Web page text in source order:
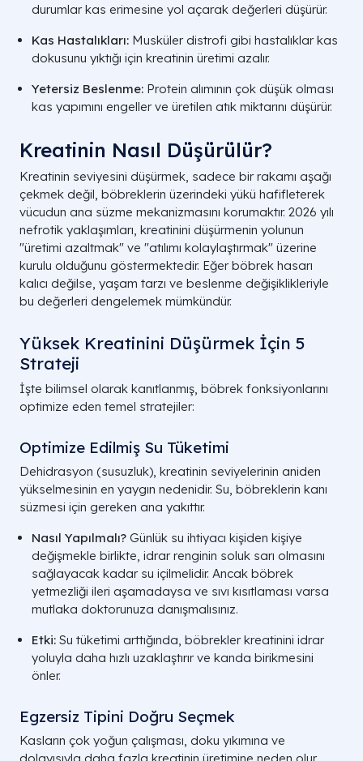
Susuzluk Fizyolojik
durumlar kas erimesine yol açarak değerleri düşürür.
Kas Hastalıkları: Musküler distrofi gibi hastalıklar kas
dokusunu yıktığı için kreatinin üretimi azalır.
Yetersiz Beslenme: Protein alımının çok düşük olması
kas yapımını engeller ve üretilen atık miktarını düşürür.
Kreatinin Nasıl Düşürülür?
Kreatinin seviyesini düşürmek, sadece bir rakamı aşağı
çekmek değil, böbreklerin üzerindeki yükü hafifleterek
vücudun ana süzme mekanizmasını korumaktır. 2026 yılı
nefrotik yaklaşımları, kreatinini düşürmenin yolunun
"üretimi azaltmak" ve "atılımı kolaylaştırmak" üzerine
kurulu olduğunu göstermektedir. Eğer böbrek hasarı
kalıcı değilse, yaşam tarzı ve beslenme değişiklikleriyle
bu değerleri dengelemek mümkündür.
Yüksek Kreatinini Düşürmek İçin 5
Strateji
İşte bilimsel olarak kanıtlanmış, böbrek fonksiyonlarını
optimize eden temel stratejiler:
Optimize Edilmiş Su Tüketimi
Dehidrasyon (susuzluk), kreatinin seviyelerinin aniden
yükselmesinin en yaygın nedenidir. Su, böbreklerin kanı
süzmesi için gereken ana yakıttır.
Nasıl Yapılmalı? Günlük su ihtiyacı kişiden kişiye
değişmekle birlikte, idrar renginin soluk sarı olmasını
sağlayacak kadar su içilmelidir. Ancak böbrek
yetmezliği ileri aşamadaysa ve sıvı kısıtlaması varsa
mutlaka doktorunuza danışmalısınız.
Etki: Su tüketimi arttığında, böbrekler kreatinini idrar
yoluyla daha hızlı uzaklaştırır ve kanda birikmesini
önler.
Egzersiz Tipini Doğru Seçmek
Kasların çok yoğun çalışması, doku yıkımına ve